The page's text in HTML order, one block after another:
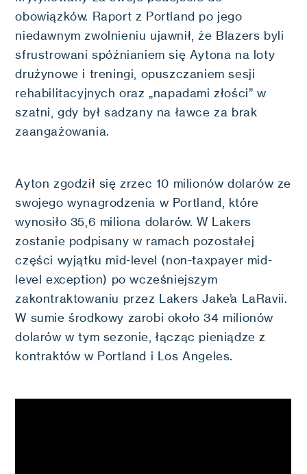
obowiązków. Raport z Portland po jego
niedawnym zwolnieniu ujawnił, że Blazers byli
sfrustrowani spóźnianiem się Aytona na loty
drużynowe i treningi, opuszczaniem sesji
rehabilitacyjnych oraz „napadami złości” w
szatni, gdy był sadzany na ławce za brak
zaangażowania.
Ayton zgodził się zrzec 10 milionów dolarów ze
swojego wynagrodzenia w Portland, które
wynosiło 35,6 miliona dolarów. W Lakers
zostanie podpisany w ramach pozostałej
części wyjątku mid-level (non-taxpayer mid-
level exception) po wcześniejszym
zakontraktowaniu przez Lakers Jake’a LaRavii.
W sumie środkowy zarobi około 34 milionów
dolarów w tym sezonie, łącząc pieniądze z
kontraktów w Portland i Los Angeles.